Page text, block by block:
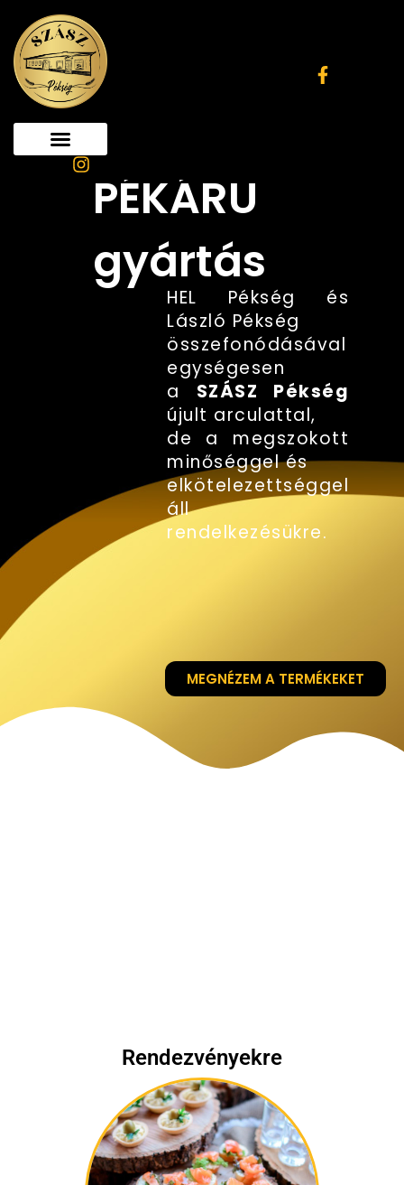
Skip
to
content
PÉKÁRU
gyártás
HEL Pékség és
László Pékség
összefonódásával
egységesen
a SZÁSZ Pékség
újult arculattal,
de a megszokott
minőséggel és
elkötelezettséggel
áll
rendelkezésükre.
MEGNÉZEM A TERMÉKEKET
Rendezvényekre